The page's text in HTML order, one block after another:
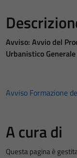
Avviso: Avvio del
Urbanistico
Avviso Formazione
A cura di
Questa pagina è